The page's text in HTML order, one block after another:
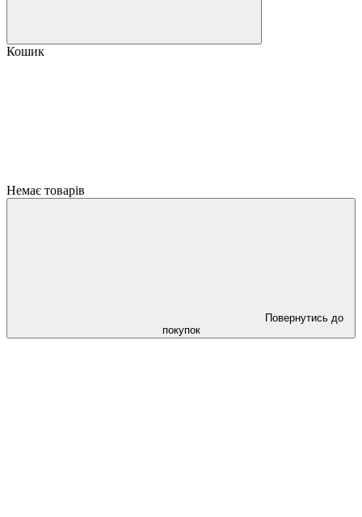
Кошик
Немає товарів
Повернутись до
покупок